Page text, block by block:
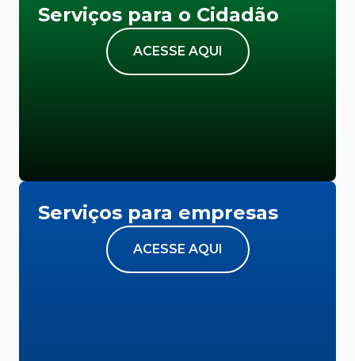
Serviços para o Cidadão
ACESSE AQUI
Serviços para empresas
ACESSE AQUI